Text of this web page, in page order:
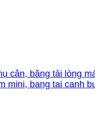
cân, băng tải lòng
bang tai canh